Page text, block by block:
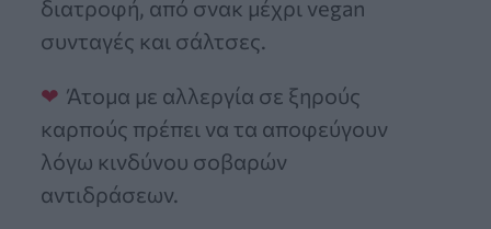
διατροφή, από σνακ μέχρι vegan
συνταγές και σάλτσες.
Άτομα με αλλεργία σε ξηρούς
καρπούς πρέπει να τα αποφεύγουν
λόγω κινδύνου σοβαρών
αντιδράσεων.